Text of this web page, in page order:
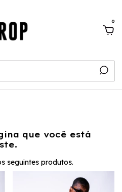
0
que você está
seguintes produtos.